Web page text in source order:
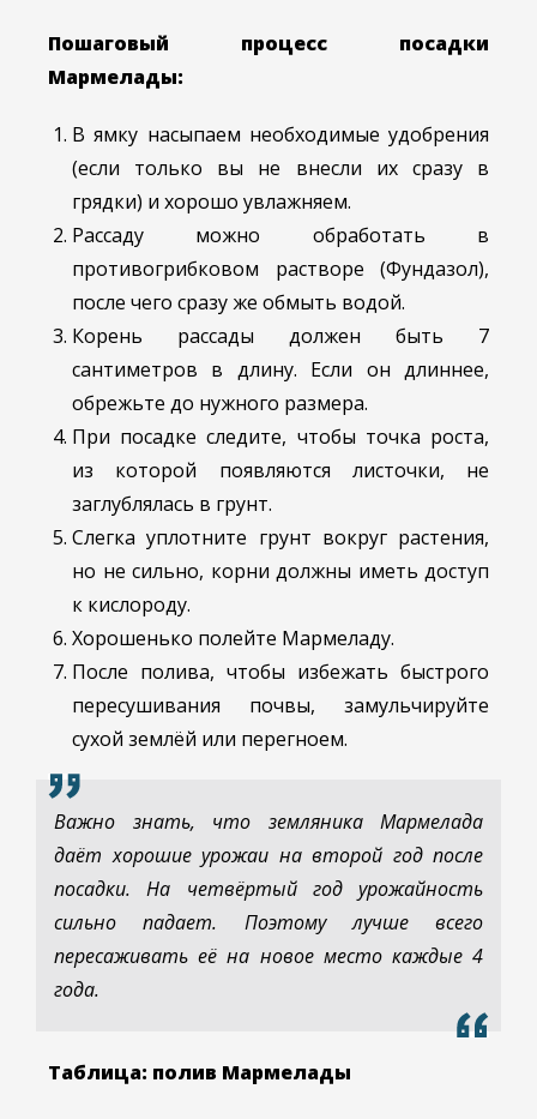
Пошаговый процесс посадки
Мармелады:
В ямку насыпаем необходимые удобрения
(если только вы не внесли их сразу в
грядки) и хорошо увлажняем.
Рассаду можно обработать в
противогрибковом растворе (Фундазол),
после чего сразу же обмыть водой.
Корень рассады должен быть 7
сантиметров в длину. Если он длиннее,
обрежьте до нужного размера.
При посадке следите, чтобы точка роста,
из которой появляются листочки, не
заглублялась в грунт.
Слегка уплотните грунт вокруг растения,
но не сильно, корни должны иметь доступ
к кислороду.
Хорошенько полейте Мармеладу.
После полива, чтобы избежать быстрого
пересушивания почвы, замульчируйте
сухой землёй или перегноем.
Важно знать, что земляника Мармелада
даёт хорошие урожаи на второй год после
посадки. На четвёртый год урожайность
сильно падает. Поэтому лучше всего
пересаживать её на новое место каждые 4
года.
Таблица: полив Мармелады